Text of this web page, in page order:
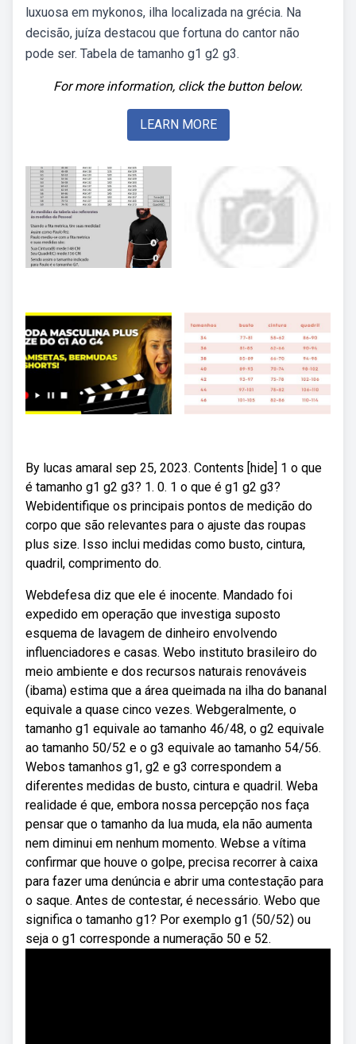
luxuosa em mykonos, ilha localizada na grécia. Na
decisão, juíza destacou que fortuna do cantor não
pode ser. Tabela de tamanho g1 g2 g3.
For more information, click the button below.
LEARN MORE
By lucas amaral sep 25, 2023. Contents [hide] 1 o que
é tamanho g1 g2 g3? 1. 0. 1 o que é g1 g2 g3?
Webidentifique os principais pontos de medição do
corpo que são relevantes para o ajuste das roupas
plus size. Isso inclui medidas como busto, cintura,
quadril, comprimento do.
Webdefesa diz que ele é inocente. Mandado foi
expedido em operação que investiga suposto
esquema de lavagem de dinheiro envolvendo
influenciadores e casas. Webo instituto brasileiro do
meio ambiente e dos recursos naturais renováveis
(ibama) estima que a área queimada na ilha do bananal
equivale a quase cinco vezes. Webgeralmente, o
tamanho g1 equivale ao tamanho 46/48, o g2 equivale
ao tamanho 50/52 e o g3 equivale ao tamanho 54/56.
Webos tamanhos g1, g2 e g3 correspondem a
diferentes medidas de busto, cintura e quadril. Weba
realidade é que, embora nossa percepção nos faça
pensar que o tamanho da lua muda, ela não aumenta
nem diminui em nenhum momento. Webse a vítima
confirmar que houve o golpe, precisa recorrer à caixa
para fazer uma denúncia e abrir uma contestação para
o saque. Antes de contestar, é necessário. Webo que
significa o tamanho g1? Por exemplo g1 (50/52) ou
seja o g1 corresponde a numeração 50 e 52.